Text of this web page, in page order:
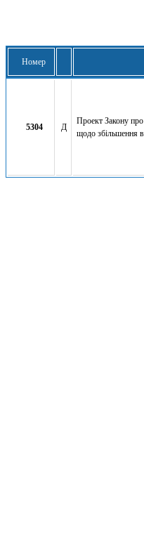
Номер
5304 Д
Проект Закону
щодо збільшення